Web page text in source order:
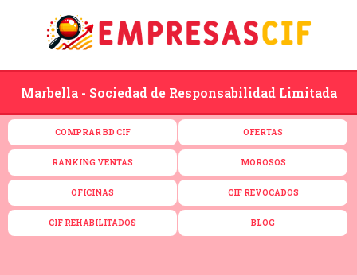
Marbella - Sociedad de Responsabilidad Limitada
COMPRAR BD CIF OFERTAS
RANKING VENTAS MOROSOS
OFICINAS CIF REVOCADOS
CIF REHABILITADOS BLOG